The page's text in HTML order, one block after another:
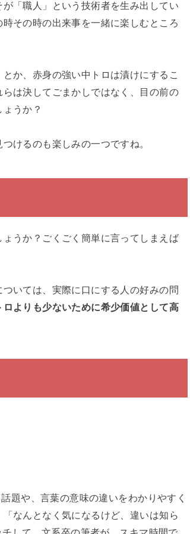
「職人」という技術者を生み出してい
その時の出来事を一緒に楽しむところ
か、赤身の強い中トロは漬けにするこ
は決してごまかしではなく、目の前の
うか？
けるのも楽しみの一つですね。
うか？ごくごく簡単に言ってしまえば
いては、実際に口にする人の好みの問
よりも少ないために希少価値として高
題や、言葉の意味の違いをわかりやすく
なんとなく気になるけど、違いは知ら